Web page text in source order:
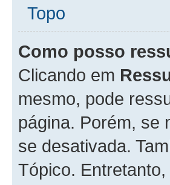
Topo
Como posso
Clicando em
mesmo, pode
página. Porém, se
se desativada.
Tópico.